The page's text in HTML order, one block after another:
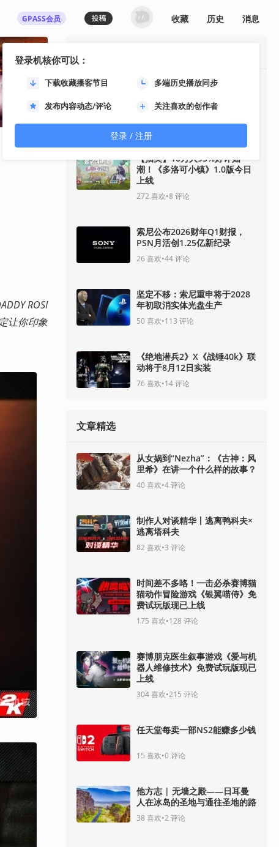
GPASS会员
登录机核你可以：
下载收藏播客节目 多端历史播放同步
发布内容动态/评论 关注喜欢的创作者
登录 / 注册
收藏 历史 消息
ROSI
让你印象
最热资讯
【抽奖】四人合作战术射击游戏
来丰富内容更新
127喜欢•106评论
【抽奖】10万人95%好评如
潮！《多洛可小镇》1.0版今日
上线
272 喜欢•8 评论
索尼公布2026财年Q1财报，
PSN月活创1.25亿新纪录
26喜欢•44评论
坚定不移：索尼重申将于2028
年初取消实体光盘生产
50喜欢•113 评论
《绝地潜兵2》X《战锤40k》联
动将于8月12日实装
76喜欢•14评论
文章精选
从女娲到“Nezha”：《古神：风
里希》在讲一个什么样的故事？
40喜欢•4评论
制作人对谈精华丨逃离鸭科夫×
逃离塔科夫
82 喜欢•3 评论
时间差不多咯！一击必杀赛博猫
猫动作冒险游戏《银翼喵侍》免
费试玩版现已上线
175 喜欢•128 评论
赛博朋克医生叙事游戏《爱与机
器人维修技术》免费试玩版现已
上线
304喜欢•215 评论
任天堂每卖一部NS2能赚多少钱
15 喜欢•0评论
他方志 | 无墙之殿——日耳曼
人在冰岛的圣地与通往圣地的路
38 喜欢•2 评论